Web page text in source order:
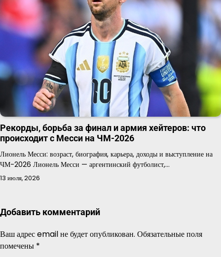
Рекорды, борьба за финал и армия хейтеров: что
происходит с Месси на ЧМ-2026
Лионель Месси: возраст, биография, карьера, доходы и выступление на
ЧМ-2026 Лионель Месси — аргентинский футболист,…
13 июля, 2026
Добавить комментарий
Ваш адрес email не будет опубликован. Обязательные поля
помечены *